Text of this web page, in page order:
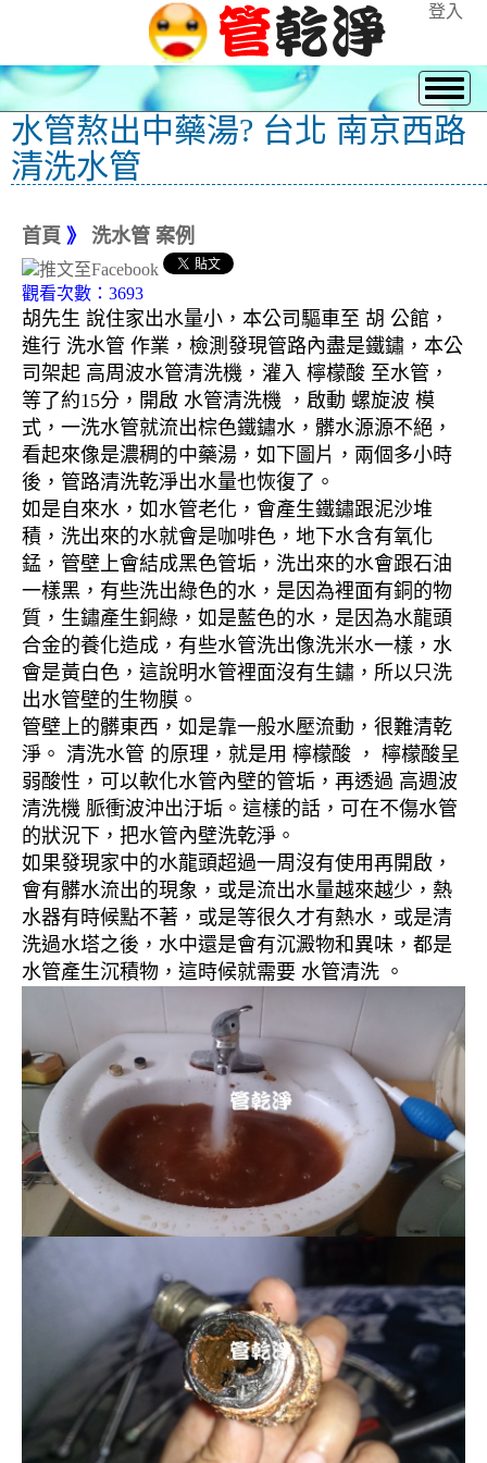
登入
水管熬出中藥湯? 台北 南京西路
清洗水管
首頁 》 洗水管 案例
觀看次數：3693
胡先生 說住家出水量小，本公司驅車至 胡 公館，
進行 洗水管 作業，檢測發現管路內盡是鐵鏽，本公
司架起 高周波水管清洗機，灌入 檸檬酸 至水管，
等了約15分，開啟 水管清洗機 ，啟動 螺旋波 模
式，一洗水管就流出棕色鐵鏽水，髒水源源不絕，
看起來像是濃稠的中藥湯，如下圖片，兩個多小時
後，管路清洗乾淨出水量也恢復了。
如是自來水，如水管老化，會產生鐵鏽跟泥沙堆
積，洗出來的水就會是咖啡色，地下水含有氧化
錳，管壁上會結成黑色管垢，洗出來的水會跟石油
一樣黑，有些洗出綠色的水，是因為裡面有銅的物
質，生鏽產生銅綠，如是藍色的水，是因為水龍頭
合金的養化造成，有些水管洗出像洗米水一樣，水
會是黃白色，這說明水管裡面沒有生鏽，所以只洗
出水管壁的生物膜。
管壁上的髒東西，如是靠一般水壓流動，很難清乾
淨。 清洗水管 的原理，就是用 檸檬酸 ， 檸檬酸呈
弱酸性，可以軟化水管內壁的管垢，再透過 高週波
清洗機 脈衝波沖出汙垢。這樣的話，可在不傷水管
的狀況下，把水管內壁洗乾淨。
如果發現家中的水龍頭超過一周沒有使用再開啟，
會有髒水流出的現象，或是流出水量越來越少，熱
水器有時候點不著，或是等很久才有熱水，或是清
洗過水塔之後，水中還是會有沉澱物和異味，都是
水管產生沉積物，這時候就需要 水管清洗 。